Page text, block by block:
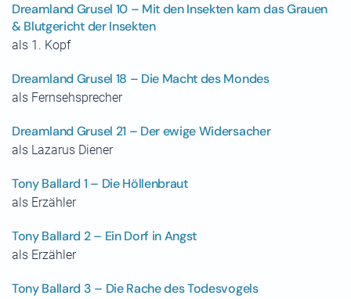
Dreamland Grusel 10 – Mit den Insekten kam das Grauen
& Blutgericht der Insekten
als 1. Kopf
Dreamland Grusel 18 – Die Macht des Mondes
als Fernsehsprecher
Dreamland Grusel 21 – Der ewige Widersacher
als Lazarus Diener
Tony Ballard 1 – Die Höllenbraut
als Erzähler
Tony Ballard 2 – Ein Dorf in Angst
als Erzähler
Tony Ballard 3 – Die Rache des Todesvogels